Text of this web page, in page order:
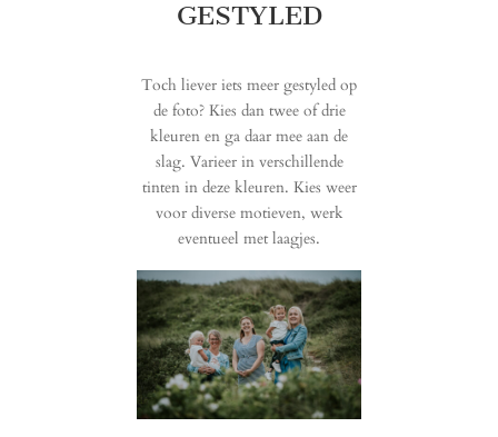
GESTYLED
Toch liever iets meer gestyled op
de foto? Kies dan twee of drie
kleuren en ga daar mee aan de
slag. Varieer in verschillende
tinten in deze kleuren. Kies weer
voor diverse motieven, werk
eventueel met laagjes.